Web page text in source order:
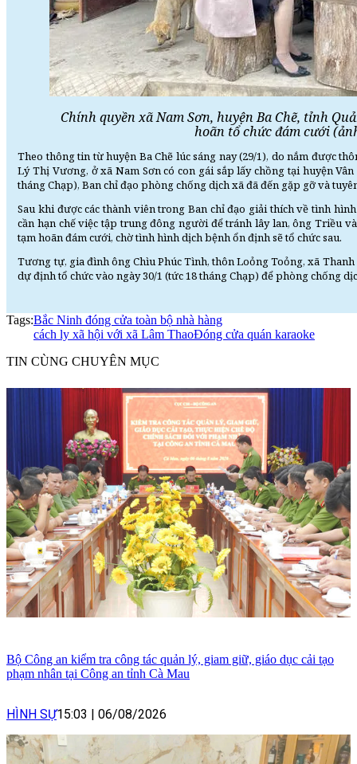
Chính quyền xã Nam Sơn, huyện Ba Chẽ, tỉnh
hoãn tổ chức đám cưới
Theo thông tin từ huyện Ba Chẽ lúc sáng nay (29/1), do nắm được
Lý Thị Vương, ở xã Nam Sơn có con gái sắp lấy chồng tại huyện
tháng Chạp), Ban chỉ đạo phòng chống dịch xã đã đến gặp gỡ và
Sau khi được các thành viên trong Ban chỉ đạo giải thích về tình
cần hạn chế việc tập trung đông người để tránh lây lan, ông Triều
tạm hoãn đám cưới, chờ tình hình dịch bệnh ổn định sẽ tổ chức sau.
Tương tự, gia đình ông Chìu Phúc Tình, thôn Loỏng Toỏng, xã
dự định tổ chức vào ngày 30/1 (tức 18 tháng Chạp) để phòng chống
Tags:Bắc Ninh đóng cửa toàn bộ nhà hàng
cách ly xã hội với xã Lâm ThaoĐóng cửa quán karaoke
TIN CÙNG CHUYÊN MỤC
Bộ Công an kiểm tra công tác quản lý, giam giữ, giáo dục cải tạo
phạm nhân tại Công an tỉnh Cà Mau
HÌNH SỰ15:03 06/08/2026